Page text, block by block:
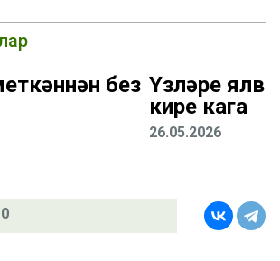
без Үзләре
кире кага
26.05.2026